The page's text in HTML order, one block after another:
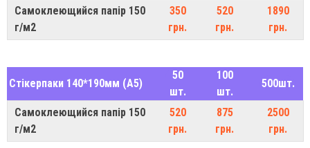
Самоклеющийся папір 150
г/м2
350
грн.
520
грн.
1890
грн.
Стікерпаки 140*190мм (A5)
50
шт.
100
шт.
500шт.
Самоклеющийся папір 150
г/м2
520
грн.
875
грн.
2500
грн.